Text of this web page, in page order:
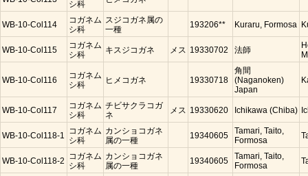
シ科
WB-10-Col114
コガネム
シ科
スジコガネ属の
一種
193206** Kuraru, Formosa
WB-10-Col115
コガネム
シ科
キスジコガネ メス 19330702 法師
WB-10-Col116
コガネム
シ科
ヒメコガネ 19330718
角間
(Naganoken)
Japan
WB-10-Col117
コガネム
シ科
チビサクラコガ
ネ
メス 19330620 Ichikawa (Chiba)
WB-10-Col118-1 コガネム
シ科
カンショコガネ
属の一種
19340605
Tamari, Taito,
Formosa
WB-10-Col118-2 コガネム
シ科
カンショコガネ
属の一種
19340605
Tamari, Taito,
Formosa